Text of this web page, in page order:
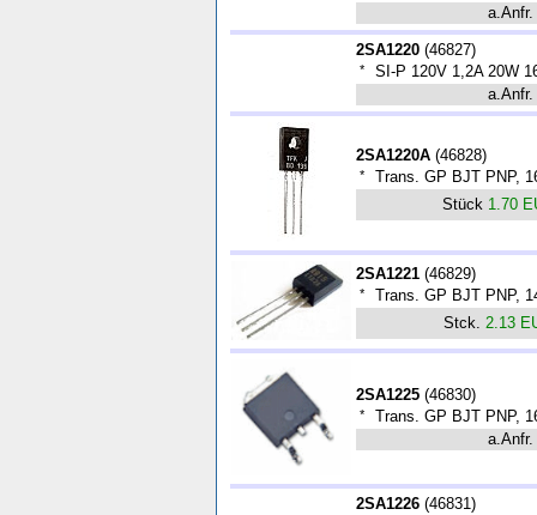
a.Anfr.
2SA1220 (46827)
*
SI-P 120V 1,2A 20W
a.Anfr.
2SA1220A (46828)
*
Trans. GP BJT PNP,
Stück 1.70
2SA1221 (46829)
*
Trans. GP BJT PNP,
Stck. 2.13
2SA1225 (46830)
*
Trans. GP BJT PNP,
a.Anfr.
2SA1226 (46831)